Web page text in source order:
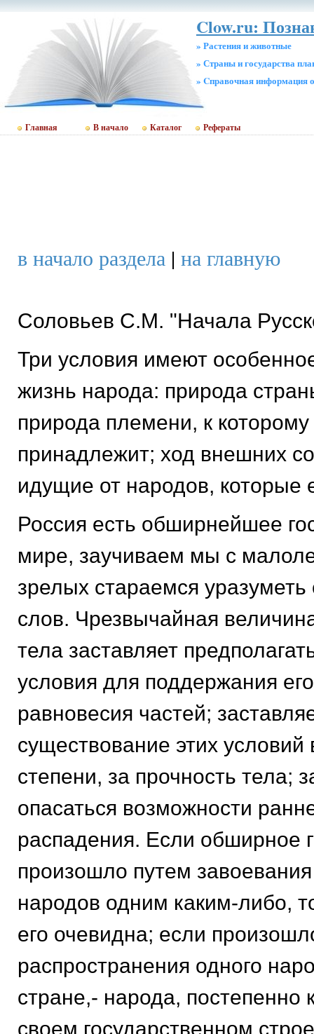
Clow.ru:
» Растения и животные
» Страны и государства
» Cправочная информация
Главная В начало Каталог Рефераты
в начало раздела | на главную
Соловьев С.М. "Начала
Три условия имеют
жизнь народа: природа
природа племени, к
принадлежит; ход внешних
идущие от народов, которые
Россия есть обширнейшее
мире, заучиваем мы с
зрелых стараемся
слов. Чрезвычайная
тела заставляет
условия для поддержания
равновесия частей;
существование этих условий
степени, за прочность тела;
опасаться возможности
распадения. Если обширное
произошло путем
народов одним каким-либо,
его очевидна; если
распространения одного
стране,- народа, постепенно
своем государственном